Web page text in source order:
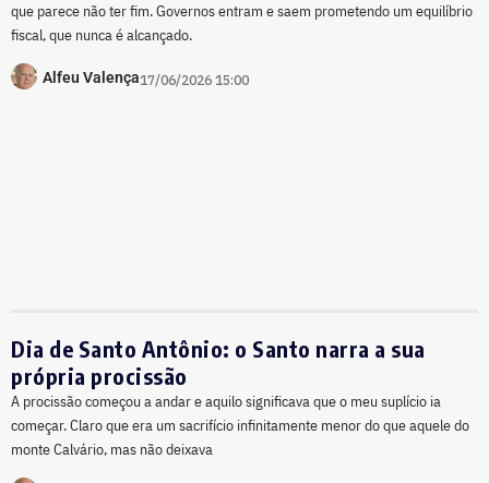
que parece não ter fim. Governos entram e saem prometendo um equilíbrio
fiscal, que nunca é alcançado.
Alfeu Valença17/06/2026 15:00
Dia de Santo Antônio: o Santo narra a sua
própria procissão
A procissão começou a andar e aquilo significava que o meu suplício ia
começar. Claro que era um sacrifício infinitamente menor do que aquele do
monte Calvário, mas não deixava